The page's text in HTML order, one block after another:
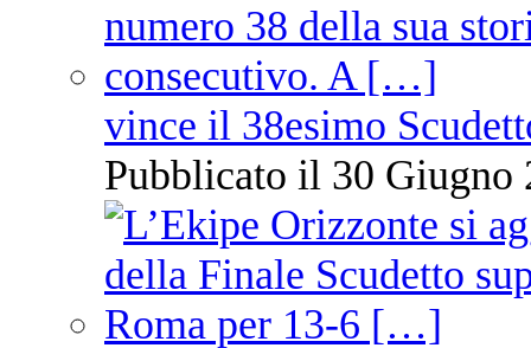
vince il 38esimo
Pubblicato il 30 Giugno